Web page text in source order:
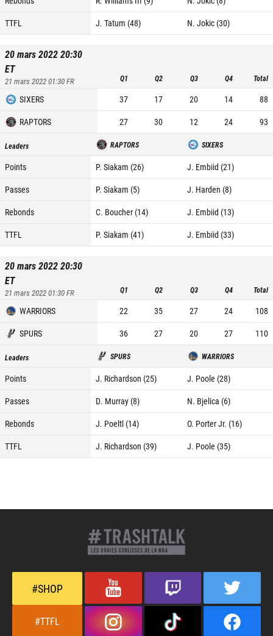
TTFL
J. Tatum (48) N. Jokic (30)
20 mars 2022 20:30
ET
21 mars 2022 01:30FR Q1 Q2 Q3 Q4 Total
SIXERS 37 17 20 14
88
RAPTORS
27 30 12 24 93
Leaders RAPTORS SIXERS
Points P. Siakam (26)
J. Embiid (21)
Passes
P. Siakam (5)
J. Harden (8)
Rebonds
C. Boucher (14)
J. Embiid (13)
TTFL
P. Siakam (41) J. Embiid (33)
20 mars 2022 20:30
ET
21 mars 2022 01:30FR Q1 Q2 Q3 Q4 Total
WARRIORS 22 35 27 24
108
SPURS
36 27 20 27 110
Leaders SPURS WARRIORS
Points J. Richardson (25)
J. Poole (28)
Passes
D. Murray (8)
N. Bjelica (6)
Rebonds
J. Poeltl (14)
O. Porter Jr. (16)
TTFL
J. Richardson (39) J. Poole (35)
#SHOP
#TTFL